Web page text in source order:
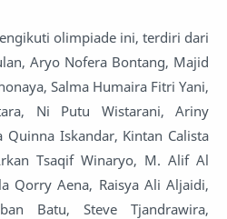
olimpiade ini, terdiri dari
Aryo Nofera Bontang, Majid
Salma Humaira Fitri Yani,
Ni Putu Wistarani, Ariny
Quinna Iskandar, Kintan Calista
Tsaqif Winaryo, M. Alif Al
Qorry Aena, Raisya Ali Aljaidi,
Batu, Steve Tjandrawira,